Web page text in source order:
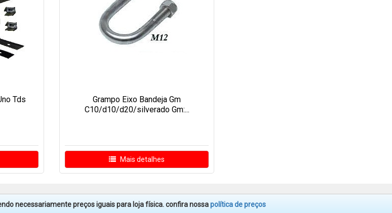
Tds
Grampo Eixo Bandeja Gm
C10/d10/d20/silverado Gm:...
Mais detalhes
necessariamente preços iguais para loja física. confira nossapolítica de preços